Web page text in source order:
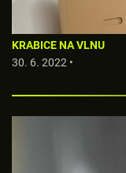
KRABICE NA VLNU
30. 6. 2022 •